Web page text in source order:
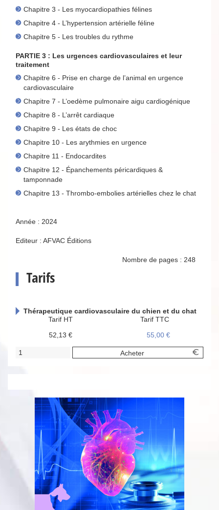
Chapitre 3 - Les myocardiopathies félines
Chapitre 4 - L’hypertension artérielle féline
Chapitre 5 - Les troubles du rythme
PARTIE 3 : Les urgences cardiovasculaires et leur
traitement
Chapitre 6 - Prise en charge de l’animal en urgence
cardiovasculaire
Chapitre 7 - L’oedème pulmonaire aigu cardiogénique
Chapitre 8 - L’arrêt cardiaque
Chapitre 9 - Les états de choc
Chapitre 10 - Les arythmies en urgence
Chapitre 11 - Endocardites
Chapitre 12 - Épanchements péricardiques &
tamponnade
Chapitre 13 - Thrombo-embolies artérielles chez le chat
Année : 2024
Editeur : AFVAC Éditions
Nombre de pages : 248
Tarifs
Thérapeutique cardiovasculaire du chien et du chat
Tarif HT
52,13 €
Tarif TTC
55,00 €
Acheter